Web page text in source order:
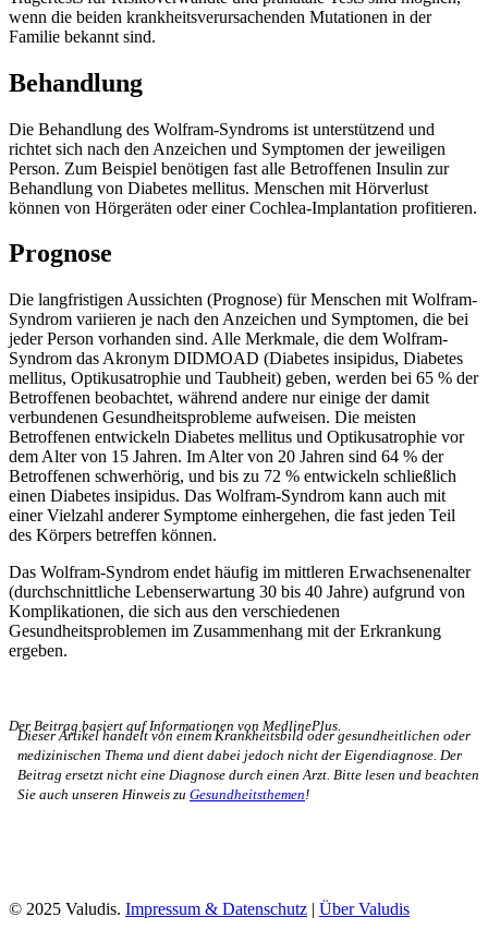
wenn die beiden krankheitsverursachenden Mutationen in der
Familie bekannt sind.
Behandlung
Die Behandlung des Wolfram-Syndroms ist unterstützend und
richtet sich nach den Anzeichen und Symptomen der jeweiligen
Person. Zum Beispiel benötigen fast alle Betroffenen Insulin zur
Behandlung von Diabetes mellitus. Menschen mit Hörverlust
können von Hörgeräten oder einer Cochlea-Implantation profitieren.
Prognose
Die langfristigen Aussichten (Prognose) für Menschen mit Wolfram-
Syndrom variieren je nach den Anzeichen und Symptomen, die bei
jeder Person vorhanden sind. Alle Merkmale, die dem Wolfram-
Syndrom das Akronym DIDMOAD (Diabetes insipidus, Diabetes
mellitus, Optikusatrophie und Taubheit) geben, werden bei 65 % der
Betroffenen beobachtet, während andere nur einige der damit
verbundenen Gesundheitsprobleme aufweisen. Die meisten
Betroffenen entwickeln Diabetes mellitus und Optikusatrophie vor
dem Alter von 15 Jahren. Im Alter von 20 Jahren sind 64 % der
Betroffenen schwerhörig, und bis zu 72 % entwickeln schließlich
einen Diabetes insipidus. Das Wolfram-Syndrom kann auch mit
einer Vielzahl anderer Symptome einhergehen, die fast jeden Teil
des Körpers betreffen können.
Das Wolfram-Syndrom endet häufig im mittleren Erwachsenenalter
(durchschnittliche Lebenserwartung 30 bis 40 Jahre) aufgrund von
Komplikationen, die sich aus den verschiedenen
Gesundheitsproblemen im Zusammenhang mit der Erkrankung
ergeben.
Der Beitrag basiert auf Informationen von MedlinePlus.
Dieser Artikel handelt von einem Krankheitsbild oder gesundheitlichen oder
medizinischen Thema und dient dabei jedoch nicht der Eigendiagnose. Der
Beitrag ersetzt nicht eine Diagnose durch einen Arzt. Bitte lesen und beachten
Sie auch unseren Hinweis zu Gesundheitsthemen!
© 2025 Valudis. Impressum & Datenschutz | Über Valudis